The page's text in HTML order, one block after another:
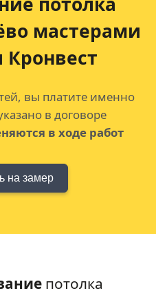
мастерами
вы платите именно
в договоре
в ходе работ
на замер
потолка